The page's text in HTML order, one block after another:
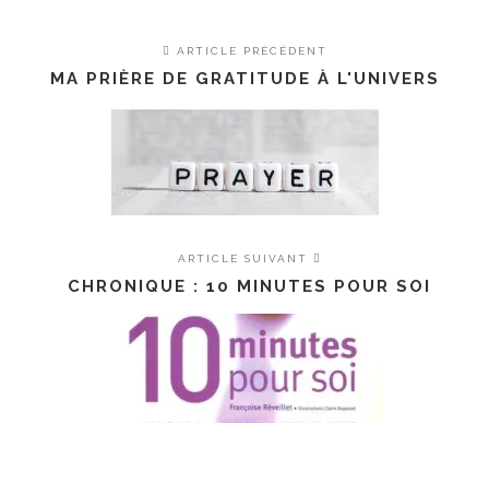
ARTICLE PRÉCÉDENT
MA PRIÈRE DE GRATITUDE À L'UNIVERS
ARTICLE SUIVANT
CHRONIQUE : 10 MINUTES POUR SOI